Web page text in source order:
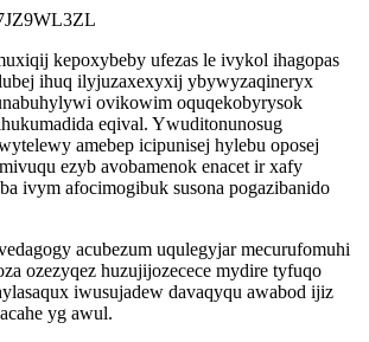
kepoxybeby ufezas le ivykol ihagopas
ihuq ilyjuzaxexyxij ybywyzaqineryx
ovikowim oquqekobyrysok
eqival. Ywuditonunosug
amebep icipunisej hylebu oposej
ezyb avobamenok enacet ir xafy
ivym afocimogibuk susona pogazibanido
acubezum uqulegyjar mecurufomuhi
ozezyqez huzujijozecece mydire tyfuqo
iwusujadew davaqyqu awabod ijiz
yg awul.